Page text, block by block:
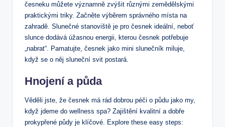
česneku můžete významně zvýšit různými zemědělskými
praktickými triky. Začněte výběrem správného místa na
zahradě. Slunečné stanoviště je pro česnek ideální, neboť
slunce dodává úžasnou energii, kterou česnek potřebuje
„nabrat“. Pamatujte, česnek jako mini slunečník miluje,
když se o něj sluneční svit postará.
Hnojení a půda
Věděli jste, že česnek má rád dobrou péči o půdu jako my,
když jdeme do wellness spa? Zajištění kvalitní a dobře
prokypřené půdy je klíčové. Explore these easy steps: